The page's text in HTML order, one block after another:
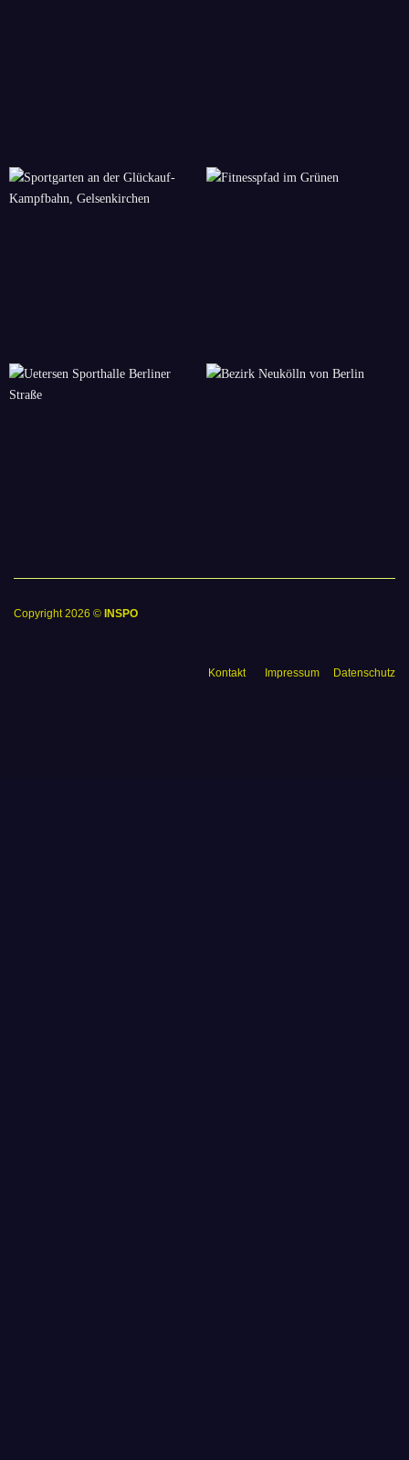
Copyright 2026 © INSPO
Kontakt Impressum Datenschutz